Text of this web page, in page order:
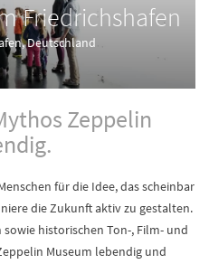
Friedrichshafen
Deutschland
Zeppelin
für die Idee, das scheinbar
die Zukunft aktiv zu gestalten.
historischen Ton-, Film- und
Museum lebendig und